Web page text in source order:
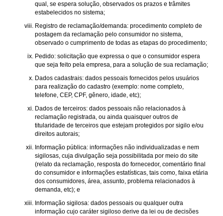
qual, se espera solução, observados os prazos e trâmites
estabelecidos no sistema;
Registro de reclamação/demanda: procedimento completo de
postagem da reclamação pelo consumidor no sistema,
observado o cumprimento de todas as etapas do procedimento;
Pedido: solicitação que expressa o que o consumidor espera
que seja feito pela empresa, para a solução de sua reclamação;
Dados cadastrais: dados pessoais fornecidos pelos usuários
para realização do cadastro (exemplo: nome completo,
telefone, CEP, CPF, gênero, idade, etc);
Dados de terceiros: dados pessoais não relacionados à
reclamação registrada, ou ainda quaisquer outros de
titularidade de terceiros que estejam protegidos por sigilo e/ou
direitos autorais;
Informação pública: informações não individualizadas e nem
sigilosas, cuja divulgação seja possibilitada por meio do site
(relato da reclamação, resposta do fornecedor, comentário final
do consumidor e informações estatísticas, tais como, faixa etária
dos consumidores, área, assunto, problema relacionados à
demanda, etc); e
Informação sigilosa: dados pessoais ou qualquer outra
informação cujo caráter sigiloso derive da lei ou de decisões